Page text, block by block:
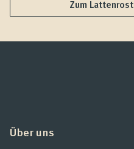
Zum Lattenrost
Über uns